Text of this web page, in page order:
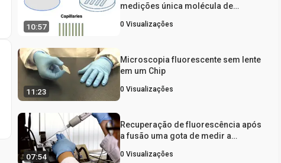
10:57
medições única molécula de
imobilizada Biomoléculas
0 Visualizações
11:23
Microscopia fluorescente sem lente
em um Chip
0 Visualizações
07:54
Recuperação de fluorescência após
a fusão uma gota de medir a
Phospholipid Monolayer
0 Visualizações